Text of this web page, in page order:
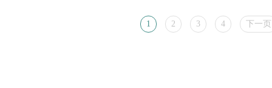
1 2 3 4 下一页